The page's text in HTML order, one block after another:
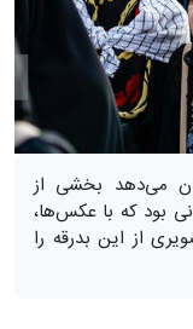
می‌دهد بخشی از
بود که با عکس‌ها،
از این بدرقه را